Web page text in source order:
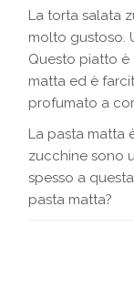
La torta salata
molto gustoso.
Questo piatto
matta ed è
profumato a
La pasta matta
zucchine sono
spesso a
pasta matta?